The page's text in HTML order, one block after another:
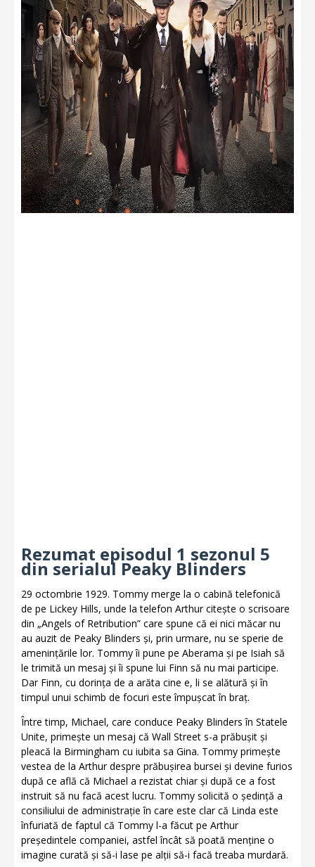
Rezumat episodul 1 sezonul 5
din serialul Peaky Blinders
29 octombrie 1929. Tommy merge la o cabină telefonică
de pe Lickey Hills, unde la telefon Arthur citește o scrisoare
din „Angels of Retribution” care spune că ei nici măcar nu
au auzit de Peaky Blinders și, prin urmare, nu se sperie de
amenințările lor. Tommy îi pune pe Aberama și pe Isiah să
le trimită un mesaj și îi spune lui Finn să nu mai participe.
Dar Finn, cu dorința de a arăta cine e, li se alătură și în
timpul unui schimb de focuri este împușcat în braț.
Între timp, Michael, care conduce Peaky Blinders în Statele
Unite, primește un mesaj că Wall Street s-a prăbușit și
pleacă la Birmingham cu iubita sa Gina. Tommy primește
vestea de la Arthur despre prăbușirea bursei și devine furios
după ce află că Michael a rezistat chiar și după ce a fost
instruit să nu facă acest lucru. Tommy solicită o ședință a
consiliului de administrație în care este clar că Linda este
înfuriată de faptul că Tommy l-a făcut pe Arthur
președintele companiei, astfel încât să poată menține o
imagine curată și să-i lase pe alții să-i facă treaba murdară.